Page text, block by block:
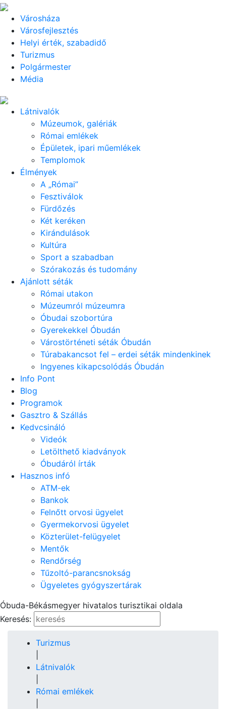
Városháza
Városfejlesztés
Helyi érték, szabadidő
Turizmus
Polgármester
Média
Látnivalók
Múzeumok, galériák
Római emlékek
Épületek, ipari műemlékek
Templomok
Élmények
A „Római”
Fesztiválok
Fürdőzés
Két keréken
Kirándulások
Kultúra
Sport a szabadban
Szórakozás és tudomány
Ajánlott séták
Római utakon
Múzeumról múzeumra
Óbudai szobortúra
Gyerekekkel Óbudán
Várostörténeti séták Óbudán
Túrabakancsot fel – erdei séták mindenkinek
Ingyenes kikapcsolódás Óbudán
Info Pont
Blog
Programok
Gasztro & Szállás
Kedvcsináló
Videók
Letölthető kiadványok
Óbudáról írták
Hasznos infó
ATM-ek
Bankok
Felnőtt orvosi ügyelet
Gyermekorvosi ügyelet
Közterület-felügyelet
Mentők
Rendőrség
Tűzoltó-parancsnokság
Ügyeletes gyógyszertárak
Óbuda-Békásmegyer hivatalos turisztikai oldala
Keresés:
Turizmus
Látnivalók
Római emlékek